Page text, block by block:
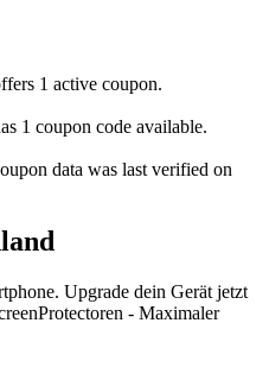
1 active coupon.
1 coupon code available.
data was last verified on
Upgrade dein Gerät jetzt
- Maximaler